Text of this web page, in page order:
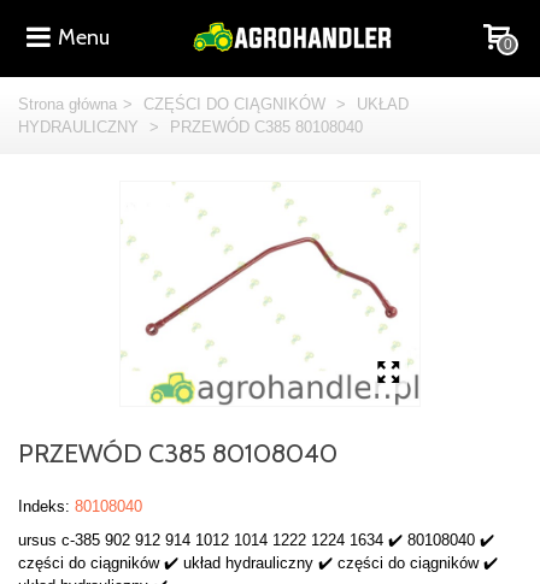
Menu 0
Strona główna > CZĘŚCI DO CIĄGNIKÓW >
UKŁAD
HYDRAULICZNY
> PRZEWÓD C385 80108040
PRZEWÓD C385 80108040
Indeks: 80108040
ursus c-385 902 912 914 1012 1014 1222 1224 1634 ✔️ 80108040 ✔️
części do ciągników ✔️ układ hydrauliczny ✔️ części do ciągników ✔️